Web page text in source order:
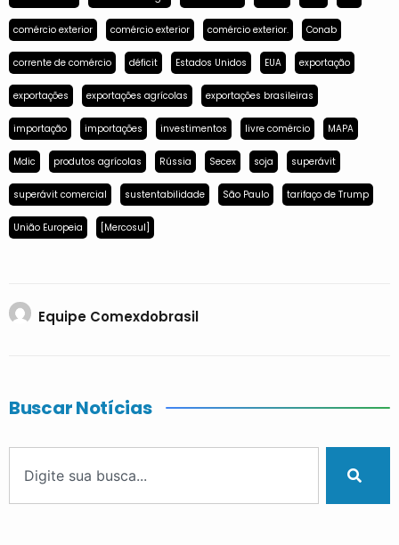
comércio exterior comércio exterior comércio exterior. Conab
corrente de comércio déficit Estados Unidos EUA exportação
exportações exportações agrícolas exportações brasileiras
importação importações investimentos livre comércio MAPA
Mdic produtos agrícolas Rússia Secex soja superávit
superávit comercial sustentabilidade São Paulo tarifaço de Trump
União Europeia [Mercosul]
Equipe Comexdobrasil
Buscar Notícias